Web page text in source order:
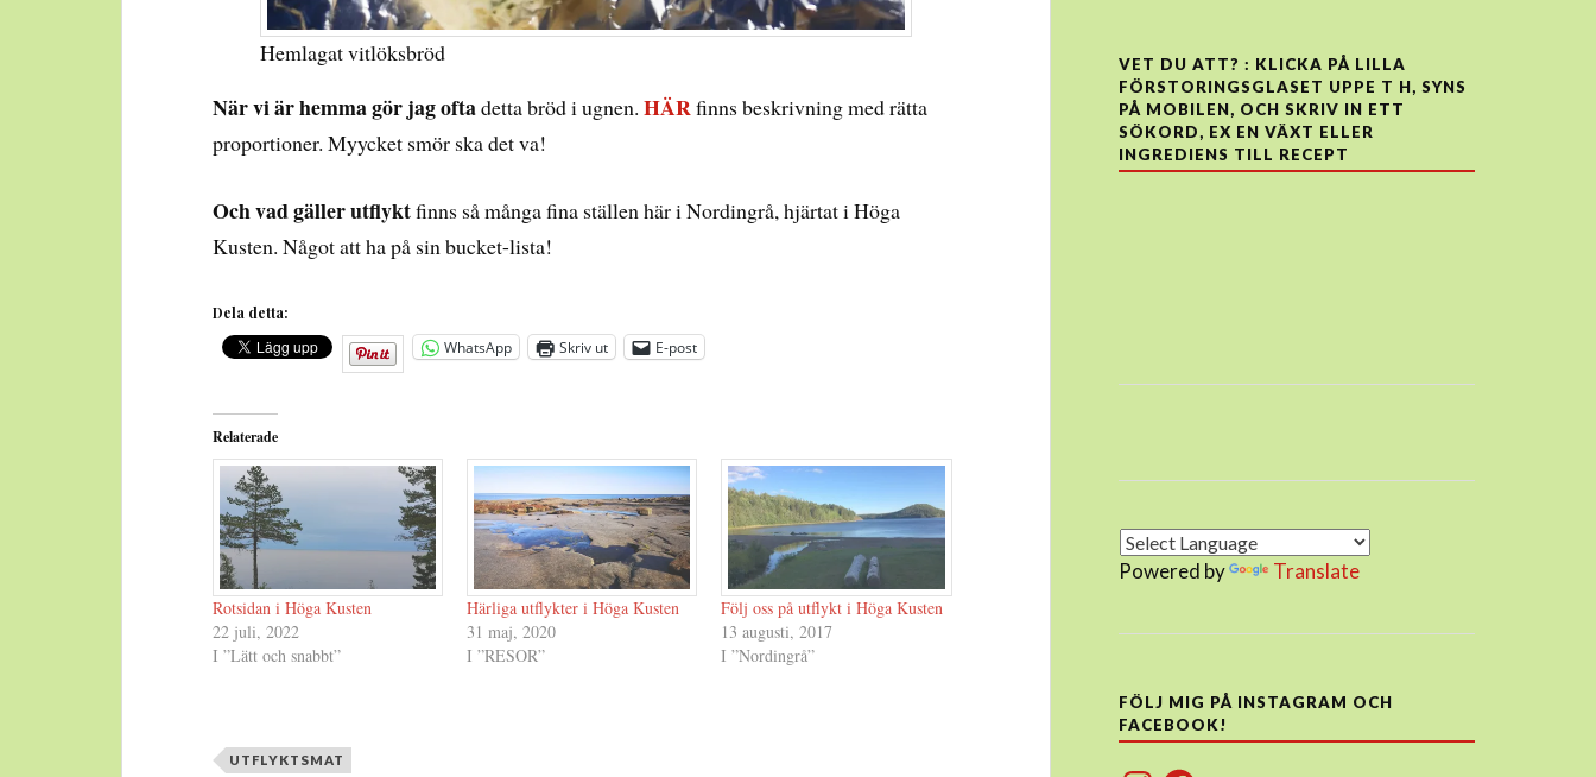
Hemlagat vitlöksbröd
När vi är hemma gör jag oftadetta bröd i ugnen.HÄRfinns beskrivning med rätta
proportioner. Myycket smör ska det va!
Och vad gäller utflyktfinns så många fina ställen här i Nordingrå, hjärtat i Höga
Kusten. Något att ha på sin bucket-lista!
Dela detta:
WhatsApp Skriv ut E-post
Relaterade
Rotsidan i Höga Kusten
22 juli, 2022
I ”Lätt och snabbt”
Härliga utflykter i Höga Kusten
31 maj, 2020
I ”RESOR”
Följ oss på utflykt i Höga Kusten
13 augusti, 2017
I ”Nordingrå”
UTFLYKTSMAT
VET DU ATT? : KLICKA PÅ LILLA
FÖRSTORINGSGLASET UPPE T H, SYNS
PÅ MOBILEN, OCH SKRIV IN ETT
SÖKORD, EX EN VÄXT ELLER
INGREDIENS TILL RECEPT
Powered by Translate
FÖLJ MIG PÅ INSTAGRAM OCH
FACEBOOK!